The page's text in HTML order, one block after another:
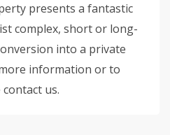
presents a fantastic
complex, short or long-
into a private
information or to
us.